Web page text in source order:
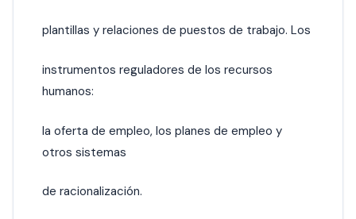
plantillas y relaciones de puestos de trabajo. Los
instrumentos reguladores de los recursos
humanos:
la oferta de empleo, los planes de empleo y
otros sistemas
de racionalización.